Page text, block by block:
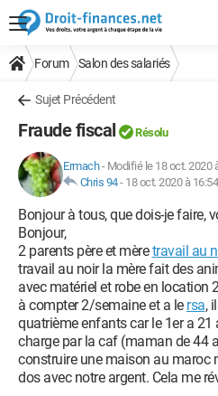
Forum Salon des salariés
Sujet Précédent
Fraude fiscal Résolu
Ermach- Modifié le 18 oct. 2020
Chris 94- 18 oct. 2020 à 16:54
Bonjour à tous, que dois-je faire,
Bonjour,
2 parents père et mèretravail au
travail au noir la mère fait des
avec matériel et robe en location
à compter 2/semaine et a le rsa,
quatrième enfants car le 1er a 21
charge par la caf (maman de 44
construire une maison au maroc
dos avec notre argent. Cela me